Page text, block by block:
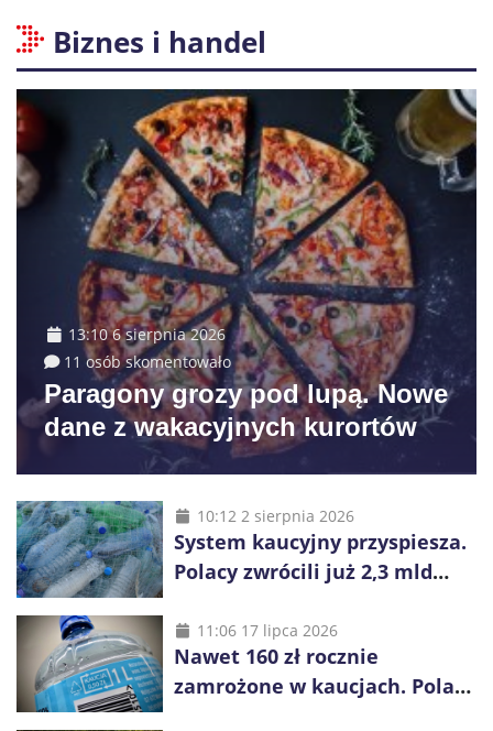
Biznes i handel
13:10 6 sierpnia 2026
11 osób skomentowało
Paragony grozy pod lupą. Nowe
dane z wakacyjnych kurortów
10:12 2 sierpnia 2026
System kaucyjny przyspiesza.
Polacy zwrócili już 2,3 mld
11:06 17 lipca 2026
Nawet 160 zł rocznie
zamrożone w kaucjach. Polacy